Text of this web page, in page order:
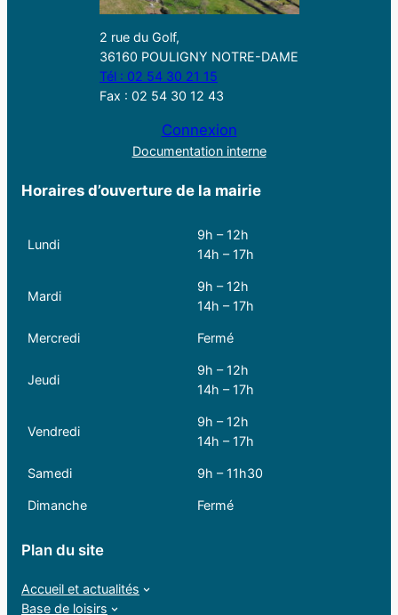
2 rue du Golf,
36160 POULIGNY NOTRE-DAME
Tél : 02 54 30 21 15
Fax : 02 54 30 12 43
Connexion
Documentation interne
Horaires d’ouverture de la mairie
Lundi
9h – 12h
14h – 17h
Mardi
9h – 12h
14h – 17h
Mercredi Fermé
Jeudi
9h – 12h
14h – 17h
Vendredi
9h – 12h
14h – 17h
Samedi 9h – 11h30
Dimanche Fermé
Plan du site
Accueil et actualités
Base de loisirs